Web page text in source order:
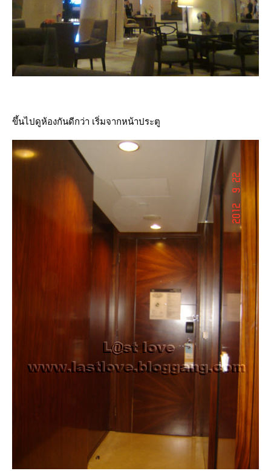
ขึ้นไปดูห้องกันดีกว่า เริ่มจากหน้าประตู